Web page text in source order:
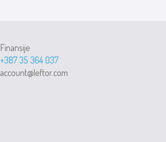
Finansije
+387 35 364 037
account@leftor.com